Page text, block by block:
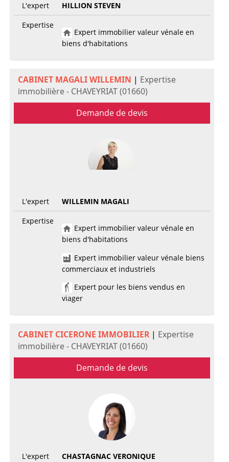
L'expert
HILLION STEVEN
Expertise
Expert immobilier valeur vénale en
biens d'habitations
CABINET MAGALI WILLEMIN | Expertise
immobilière - CHAVEYRIAT (01660)
Demande de devis
L'expert
WILLEMIN MAGALI
Expertise
Expert immobilier valeur vénale en
biens d'habitations
Expert immobilier valeur vénale biens
commerciaux et industriels
Expert pour les biens vendus en
viager
CABINET CICERONE IMMOBILIER| Expertise
immobilière - CHAVEYRIAT (01660)
Demande de devis
L'expert
CHASTAGNAC VERONIQUE